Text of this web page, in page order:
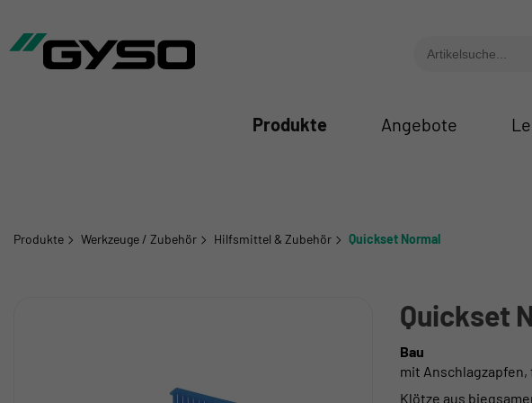
Produkte Angebote
Produkte Werkzeuge / Zubehör Hilfsmittel & Zubehör Quickset Normal
Quickset
Bau
mit
Klötze aus